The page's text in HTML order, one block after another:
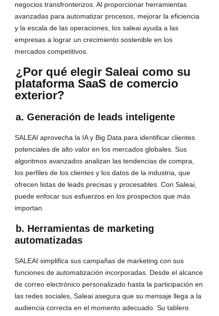
negocios transfronterizos. Al proporcionar herramientas
avanzadas para automatizar procesos, mejorar la eficiencia
y la escala de las operaciones, los saleai ayuda a las
empresas a lograr un crecimiento sostenible en los
mercados competitivos.
¿Por qué elegir Saleai como su
plataforma SaaS de comercio
exterior?
a. Generación de leads inteligente
SALEAI aprovecha la IA y Big Data para identificar clientes
potenciales de alto valor en los mercados globales. Sus
algoritmos avanzados analizan las tendencias de compra,
los perfiles de los clientes y los datos de la industria, que
ofrecen listas de leads precisas y procesables. Con Saleai,
puede enfocar sus esfuerzos en los prospectos que más
importan.
b. Herramientas de marketing
automatizadas
SALEAI simplifica sus campañas de marketing con sus
funciones de automatización incorporadas. Desde el alcance
de correo electrónico personalizado hasta la participación en
las redes sociales, Saleai asegura que su mensaje llega a la
audiencia correcta en el momento adecuado. Su tablero